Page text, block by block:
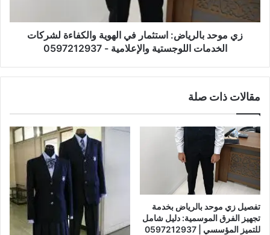
زي موحد بالرياض: استثمار في الهوية والكفاءة لشركات
الخدمات اللوجستية والإعلامية - 0597212937
مقالات ذات صلة
تفصيل زي موحد بالرياض بخدمة
تجهيز الفرق الموسمية: دليل شامل
للتميز المؤسسي | 0597212937